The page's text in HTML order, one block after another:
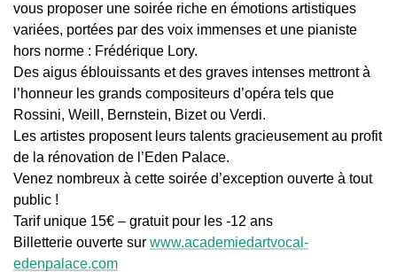
vous proposer une soirée riche en émotions artistiques
variées, portées par des voix immenses et une pianiste
hors norme : Frédérique Lory.
Des aigus éblouissants et des graves intenses mettront à
l’honneur les grands compositeurs d’opéra tels que
Rossini, Weill, Bernstein, Bizet ou Verdi.
Les artistes proposent leurs talents gracieusement au profit
de la rénovation de l’Eden Palace.
Venez nombreux à cette soirée d’exception ouverte à tout
public !
Tarif unique 15€ – gratuit pour les -12 ans
Billetterie ouverte sur www.academiedartvocal-
edenpalace.com